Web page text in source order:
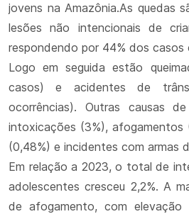
jovens na Amazônia.As quedas
lesões não intencionais de
respondendo por 44% dos
Logo em seguida estão
casos) e acidentes de
ocorrências). Outras causas
intoxicações (3%), afogamentos
(0,48%) e incidentes com armas
Em relação a 2023, o total de
adolescentes cresceu 2,2%. A
de afogamento, com elevação